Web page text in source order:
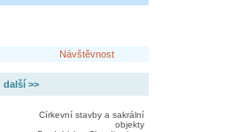
Návštěvnost
další >>
Církevní stavby a sakrální
objekty